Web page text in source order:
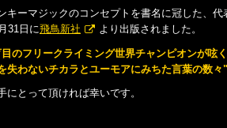
キーマジックのコンセプトを書名に冠した、
31日に飛鳥新社 より出版されました。
のフリークライミング世界チャンピオンが呟
失わないチカラとユーモアにみちた言葉の数々"
にとって頂ければ幸いです。